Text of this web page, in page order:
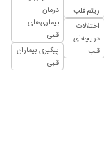
ریتم قلب
اختلالات
دریچه‌ای
قلب
درمان
بیماری‌های
قلبی
پیگیری بیماران
قلبی